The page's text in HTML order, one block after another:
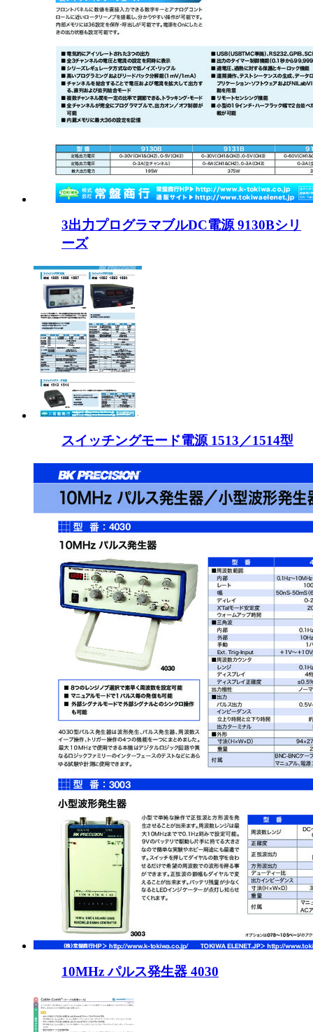
3出力プログラマブルDC電源 9130Bシリ
ーズ
スイッチングモード電源 1513／1514型
10MHz パルス発生器 4030